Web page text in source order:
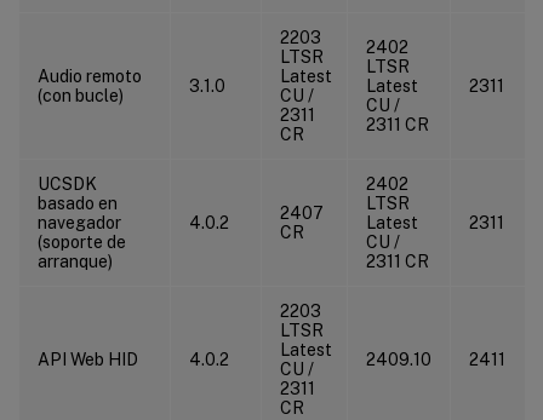
Audio remoto
(con bucle)
3.1.0
2203
LTSR
Latest
CU /
2311
CR
2402
LTSR
Latest
CU /
2311 CR
2311
UCSDK
basado en
navegador
(soporte de
arranque)
4.0.2
2407
CR
2402
LTSR
Latest
CU /
2311 CR
2311
API Web HID 4.0.2
2203
LTSR
Latest
CU /
2311
CR
2409.10 2411